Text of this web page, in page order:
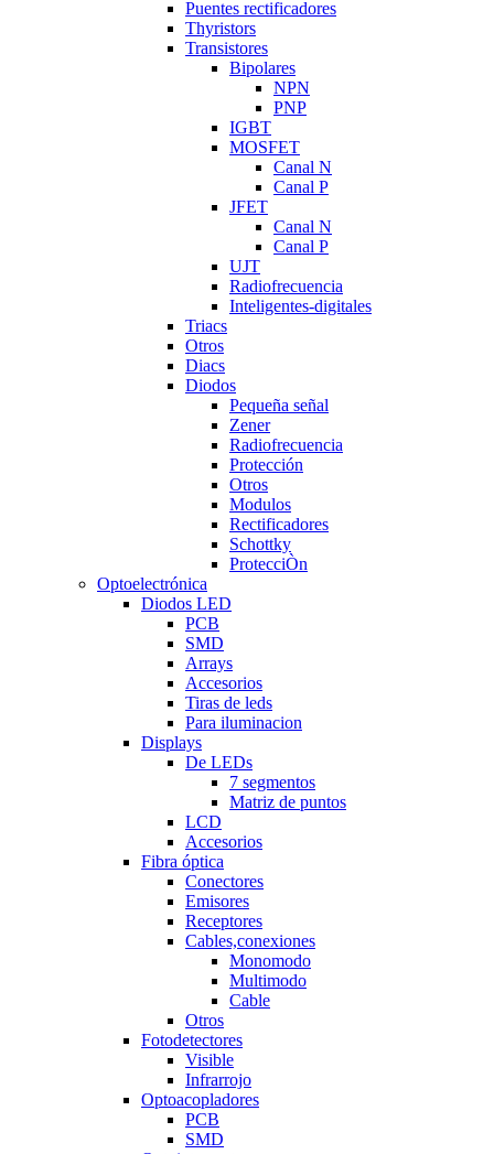
Puentes rectificadores
Thyristors
Transistores
Bipolares
NPN
PNP
IGBT
MOSFET
Canal N
Canal P
JFET
Canal N
Canal P
UJT
Radiofrecuencia
Inteligentes-digitales
Triacs
Otros
Diacs
Diodos
Pequeña señal
Zener
Radiofrecuencia
Protección
Otros
Modulos
Rectificadores
Schottky
ProtecciÒn
Optoelectrónica
Diodos LED
PCB
SMD
Arrays
Accesorios
Tiras de leds
Para iluminacion
Displays
De LEDs
7 segmentos
Matriz de puntos
LCD
Accesorios
Fibra óptica
Conectores
Emisores
Receptores
Cables,conexiones
Monomodo
Multimodo
Cable
Otros
Fotodetectores
Visible
Infrarrojo
Optoacopladores
PCB
SMD